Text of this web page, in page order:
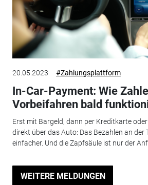
20.05.2023 #Zahlungsplattform
In-Car-Payment: Wie
Vorbeifahren bald
Erst mit Bargeld, dann per Kreditkarte
direkt über das Auto: Das Bezahlen an der
einfacher. Und die Zapfsäule ist nur der
WEITERE MELDUNGEN